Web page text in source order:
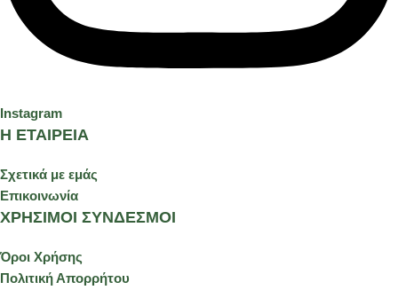
Instagram
Η ΕΤΑΙΡΕΙΑ
Σχετικά με εμάς
Επικοινωνία
ΧΡΗΣΙΜΟΙ ΣΥΝΔΕΣΜΟΙ
Όροι Χρήσης
Πολιτική Απορρήτου